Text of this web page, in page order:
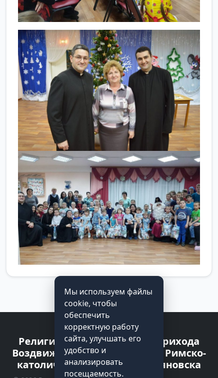
Религиозная организация прихода
Воздвижения Святого Креста Римско-
католической Церкви г. Ульяновска
Мы используем файлы
cookie, чтобы
обеспечить
корректную работу
сайта, улучшать его
удобство и
анализировать
посещаемость.